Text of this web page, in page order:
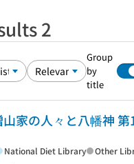
2
Group
by
title
山家の人々と八幡神 第
National Diet Library Other